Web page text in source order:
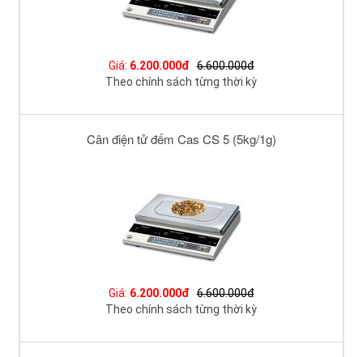
Giá: 6.200.000đ 6.600.000đ
Theo chính sách từng thời kỳ
Cân điện tử đếm Cas CS 5 (5kg/1g)
Giá: 6.200.000đ 6.600.000đ
Theo chính sách từng thời kỳ